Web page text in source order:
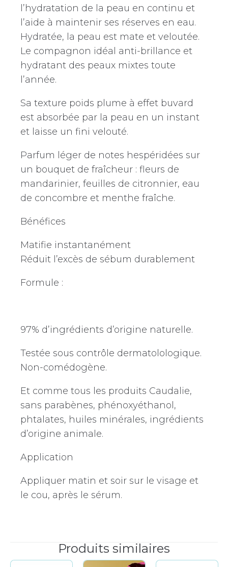
l’hydratation de la peau en continu et
l’aide à maintenir ses réserves en eau.
Hydratée, la peau est mate et veloutée.
Le compagnon idéal anti-brillance et
hydratant des peaux mixtes toute
l’année.
Sa texture poids plume à effet buvard
est absorbée par la peau en un instant
et laisse un fini velouté.
Parfum léger de notes hespéridées sur
un bouquet de fraîcheur : fleurs de
mandarinier, feuilles de citronnier, eau
de concombre et menthe fraîche.
Bénéfices
Matifie instantanément
Réduit l’excès de sébum durablement
Formule :
97% d’ingrédients d’origine naturelle.
Testée sous contrôle dermatolologique.
Non-comédogène.
Et comme tous les produits Caudalie,
sans parabènes, phénoxyéthanol,
phtalates, huiles minérales, ingrédients
d’origine animale.
Application
Appliquer matin et soir sur le visage et
le cou, après le sérum.
Produits similaires